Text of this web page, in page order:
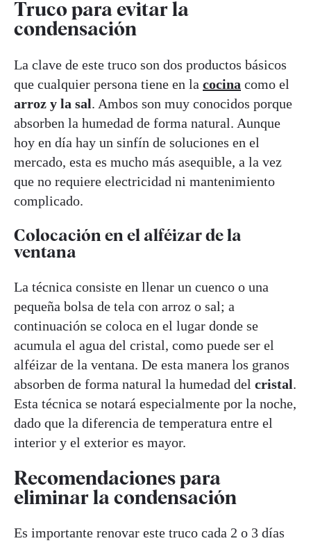
Truco para evitar la
condensación
La clave de este truco son dos productos básicos
que cualquier persona tiene en la cocina como el
arroz y la sal. Ambos son muy conocidos porque
absorben la humedad de forma natural. Aunque
hoy en día hay un sinfín de soluciones en el
mercado, esta es mucho más asequible, a la vez
que no requiere electricidad ni mantenimiento
complicado.
Colocación en el alféizar de la
ventana
La técnica consiste en llenar un cuenco o una
pequeña bolsa de tela con arroz o sal; a
continuación se coloca en el lugar donde se
acumula el agua del cristal, como puede ser el
alféizar de la ventana. De esta manera los granos
absorben de forma natural la humedad del cristal.
Esta técnica se notará especialmente por la noche,
dado que la diferencia de temperatura entre el
interior y el exterior es mayor.
Recomendaciones para
eliminar la condensación
Es importante renovar este truco cada 2 o 3 días